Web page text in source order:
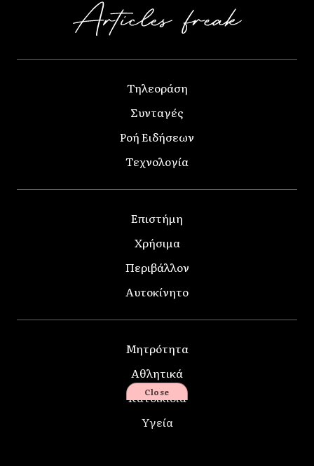
Τηλεοράση
Συνταγές
Ροή Ειδήσεων
Τεχνολογία
Επιστήμη
Χρήσιμα
Περιβάλλον
Αυτοκίνητο
Μητρότητα
Αθλητικά
Κατοικίδια
Υγεία
Close